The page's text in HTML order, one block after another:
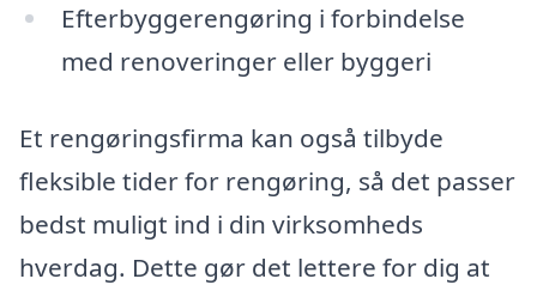
Efterbyggerengøring i forbindelse
med renoveringer eller byggeri
Et rengøringsfirma kan også tilbyde
fleksible tider for rengøring, så det passer
bedst muligt ind i din virksomheds
hverdag. Dette gør det lettere for dig at